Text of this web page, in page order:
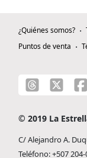
¿Quiénes somos?
Puntos de venta
© 2019 La
C/ Alejandro A.
Teléfono: +507